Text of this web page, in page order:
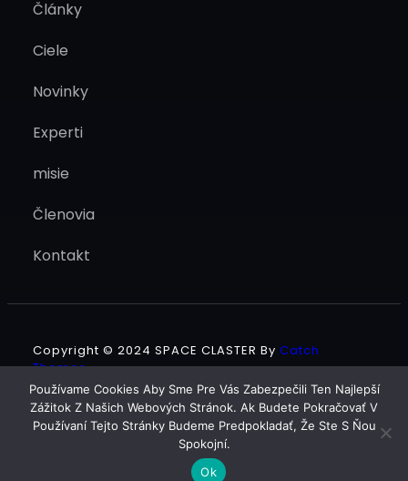
Články
Ciele
Novinky
Experti
misie
Členovia
Kontakt
Copyright © 2024 SPACE CLASTER By Catch
Themes
Facebook
TwitterLinkedIn
YouTube
Instagram
Používame Cookies Aby Sme Pre Vás Zabezpečili Ten Najlepší
Zážitok Z Našich Webových Stránok. Ak Budete Pokračovať V
Používaní Tejto Stránky Budeme Predpokladať, Že Ste S Ňou
Spokojní.
Ok